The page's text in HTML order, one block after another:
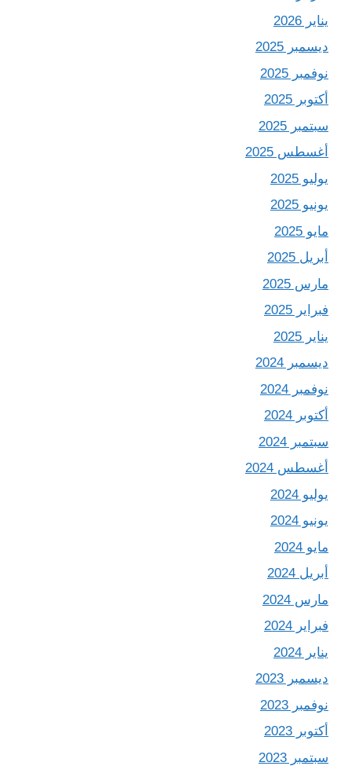
يناير 2026
ديسمبر 2025
نوفمبر 2025
أكتوبر 2025
سبتمبر 2025
أغسطس 2025
يوليو 2025
يونيو 2025
مايو 2025
أبريل 2025
مارس 2025
فبراير 2025
يناير 2025
ديسمبر 2024
نوفمبر 2024
أكتوبر 2024
سبتمبر 2024
أغسطس 2024
يوليو 2024
يونيو 2024
مايو 2024
أبريل 2024
مارس 2024
فبراير 2024
يناير 2024
ديسمبر 2023
نوفمبر 2023
أكتوبر 2023
سبتمبر 2023